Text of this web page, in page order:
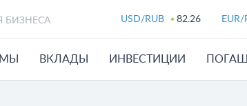
БИЗНЕСА USD/RUB 82.26 EUR/
ВКЛАДЫ ИНВЕСТИЦИИ